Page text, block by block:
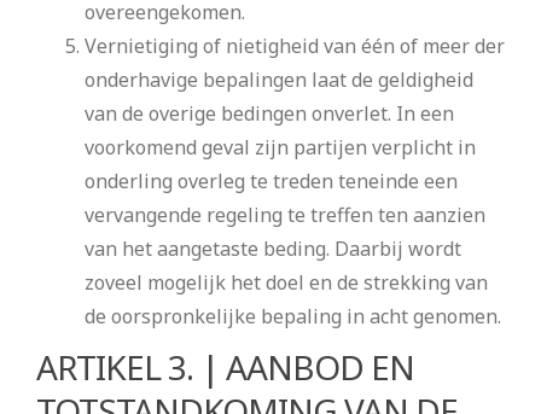
overeengekomen.
Vernietiging of nietigheid van één of meer der
onderhavige bepalingen laat de geldigheid
van de overige bedingen onverlet. In een
voorkomend geval zijn partijen verplicht in
onderling overleg te treden teneinde een
vervangende regeling te treffen ten aanzien
van het aangetaste beding. Daarbij wordt
zoveel mogelijk het doel en de strekking van
de oorspronkelijke bepaling in acht genomen.
ARTIKEL 3. | AANBOD EN